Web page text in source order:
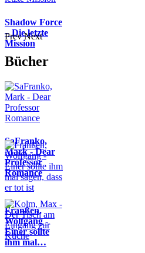
Shadow Force
– Die letzte
Mission
Prev Next
Bücher
SaFranko,
Mark - Dear
Professor
Romance
Franßen,
Wolfgang -
Einer sollte
ihm mal…